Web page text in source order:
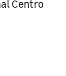
Centro